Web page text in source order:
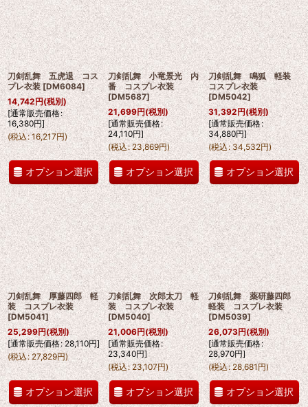
刀剣乱舞 五虎退 コス
プレ衣装 [DM6084]
14,742円(税別)
[通常販売価格:
16,380円]
(税込: 16,217円)
オプション選択
刀剣乱舞 小竜景光 内
番 コスプレ衣装
[DM5687]
21,699円(税別)
[通常販売価格:
24,110円]
(税込: 23,869円)
オプション選択
刀剣乱舞 鳴狐 軽装
コスプレ衣装
[DM5042]
31,392円(税別)
[通常販売価格:
34,880円]
(税込: 34,532円)
オプション選択
刀剣乱舞 厚藤四郎 軽
装 コスプレ衣装
[DM5041]
25,299円(税別)
[通常販売価格: 28,110円]
(税込: 27,829円)
オプション選択
刀剣乱舞 次郎太刀 軽
装 コスプレ衣装
[DM5040]
21,006円(税別)
[通常販売価格:
23,340円]
(税込: 23,107円)
オプション選択
刀剣乱舞 薬研藤四郎
軽装 コスプレ衣装
[DM5039]
26,073円(税別)
[通常販売価格:
28,970円]
(税込: 28,681円)
オプション選択